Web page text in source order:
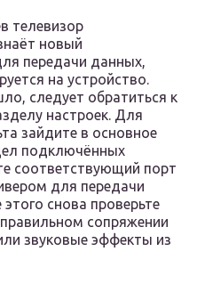
телевизор
новый
передачи данных,
на устройство.
следует обратиться к
настроек. Для
зайдите в основное
подключённых
соответствующий порт
для передачи
этого снова проверьте
сопряжении
звуковые эффекты из